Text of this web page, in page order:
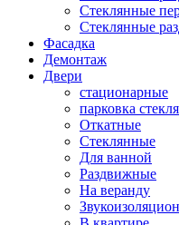
Стеклянные
Стеклянные
Фасадка
Демонтаж
Двери
стационарные
парковка
Откатные
Стеклянные
Для ванной
Раздвижные
На веранду